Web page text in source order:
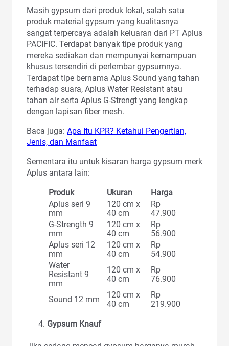
Masih gypsum dari produk lokal, salah satu
produk material gypsum yang kualitasnya
sangat terpercaya adalah keluaran dari PT Aplus
PACIFIC. Terdapat banyak tipe produk yang
mereka sediakan dan mempunyai kemampuan
khusus tersendiri di perlembar gypsumnya.
Terdapat tipe bernama Aplus Sound yang tahan
terhadap suara, Aplus Water Resistant atau
tahan air serta Aplus G-Strengt yang lengkap
dengan lapisan fiber mesh.
Baca juga: Apa Itu KPR? Ketahui Pengertian,
Jenis, dan Manfaat
Sementara itu untuk kisaran harga gypsum merk
Aplus antara lain:
Produk Ukuran
Harga
Aplus seri 9
mm
120 cm x
40 cm
Rp
47.900
G-Strength 9
mm
120 cm x
40 cm
Rp
56.900
Aplus seri 12
mm
120 cm x
40 cm
Rp
54.900
Water
Resistant 9
mm
120 cm x
40 cm
Rp
76.900
Sound 12 mm
120 cm x
40 cm
Rp
219.900
Gypsum Knauf